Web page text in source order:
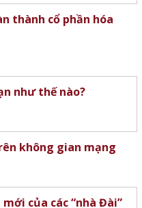
thành cổ phần hóa
như thế nào?
không gian mạng
của các “nhà Đài”